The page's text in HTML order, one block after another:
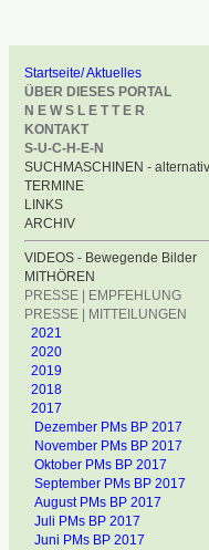
Startseite/ Aktuelles
ÜBER DIESES PORTAL
N E W S L E T T E R
KONTAKT
S-U-C-H-E-N
SUCHMASCHINEN - alternativ
TERMINE
LINKS
ARCHIV
VIDEOS - Bewegende Bilder
MITHÖREN
PRESSE | EMPFEHLUNG
PRESSE | MITTEILUNGEN
2021
2020
2019
2018
2017
Dezember PMs BP 2017
November PMs BP 2017
Oktober PMs BP 2017
September PMs BP 2017
August PMs BP 2017
Juli PMs BP 2017
Juni PMs BP 2017